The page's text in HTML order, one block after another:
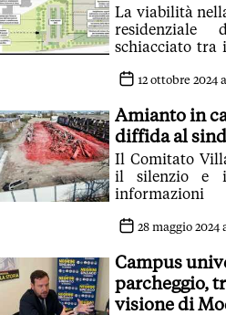
La viabilità
residenziale
schiacciato tra
12 ottobre 2024
Amianto in
diffida al
Il Comitato
il silenzio e
dell'amianto
ex Civ&Civ alla
28 maggio 2024
Campus
parcheggio,
visione di